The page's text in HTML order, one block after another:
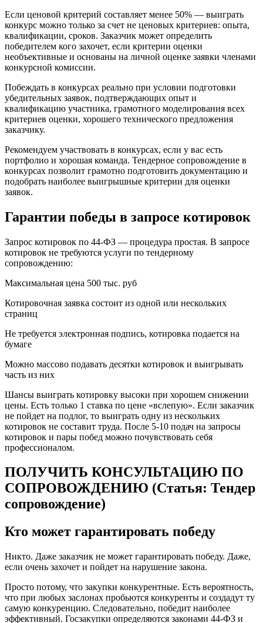
Если ценовой критерий составляет менее 50% — выиграть
конкурс можно только за счет не ценовых критериев: опыта,
квалификации, сроков. Заказчик может определить
победителем кого захочет, если критерии оценки
необъективные и основаны на личной оценке заявки членами
конкурсной комиссии.
Побеждать в конкурсах реально при условии подготовки
убедительных заявок, подтверждающих опыт и
квалификацию участника, грамотного моделирования всех
критериев оценки, хорошего технического предложения
заказчику.
Рекомендуем участвовать в конкурсах, если у вас есть
портфолио и хорошая команда. Тендерное сопровождение в
конкурсах позволит грамотно подготовить документацию и
подобрать наиболее выигрышные критерии для оценки
заявок.
Гарантии победы в запросе котировок
Запрос котировок по 44-ФЗ — процедура простая. В запросе
котировок не требуются услуги по тендерному
сопровождению:
Максимальная цена 500 тыс. руб
Котировочная заявка состоит из одной или нескольких
страниц
Не требуется электронная подпись, котировка подается на
бумаге
Можно массово подавать десятки котировок и выигрывать
часть из них
Шансы выиграть котировку высоки при хорошем снижении
цены. Есть только 1 ставка по цене «вслепую». Если заказчик
не пойдет на подлог, то выиграть одну из нескольких
котировок не составит труда. После 5-10 подач на запросы
котировок и пары побед можно почувствовать себя
профессионалом.
ПОЛУЧИТЬ КОНСУЛЬТАЦИЮ ПО
СОПРОВОЖДЕНИЮ (Статья: Тендер
сопровождение)
Кто может гарантировать победу
Никто. Даже заказчик не может гарантировать победу. Даже,
если очень захочет и пойдет на нарушение закона.
Просто потому, что закупки конкурентные. Есть вероятность,
что при любых заслонах пробьются конкуренты и создадут ту
самую конкуренцию. Следовательно, победит наиболее
эффективный. Госзакупки определяются законами 44-ФЗ и